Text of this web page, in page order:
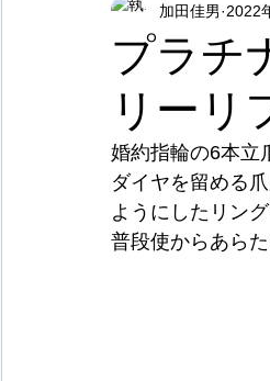
商品情報以外の最新情報
プラチ
リーリ
加田佳男 2022
婚約指輪の6本立
ダイヤを留める
ようにしたリング
普段使からあら